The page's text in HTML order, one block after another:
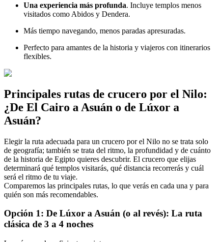
Una experiencia más profunda. Incluye templos menos
visitados como Abidos y Dendera.
Más tiempo navegando, menos paradas apresuradas.
Perfecto para amantes de la historia y viajeros con itinerarios
flexibles.
Principales rutas de crucero por el Nilo:
¿De El Cairo a Asuán o de Lúxor a
Asuán?
Elegir la ruta adecuada para un crucero por el Nilo no se trata solo
de geografía; también se trata del ritmo, la profundidad y de cuánto
de la historia de Egipto quieres descubrir. El crucero que elijas
determinará qué templos visitarás, qué distancia recorrerás y cuál
será el ritmo de tu viaje.
Comparemos las principales rutas, lo que verás en cada una y para
quién son más recomendables.
Opción 1: De Lúxor a Asuán (o al revés): La ruta
clásica de 3 a 4 noches